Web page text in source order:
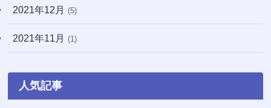
2021年12月 (5)
2021年11月 (1)
人気記事